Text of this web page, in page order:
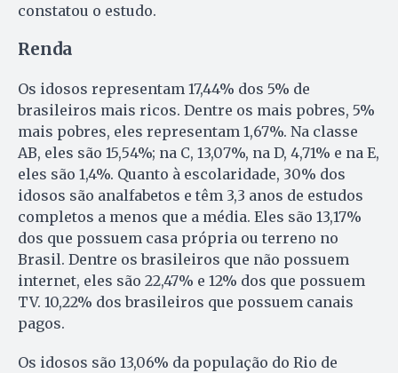
constatou o estudo.
Renda
Os idosos representam 17,44% dos 5% de
brasileiros mais ricos. Dentre os mais pobres, 5%
mais pobres, eles representam 1,67%. Na classe
AB, eles são 15,54%; na C, 13,07%, na D, 4,71% e na E,
eles são 1,4%. Quanto à escolaridade, 30% dos
idosos são analfabetos e têm 3,3 anos de estudos
completos a menos que a média. Eles são 13,17%
dos que possuem casa própria ou terreno no
Brasil. Dentre os brasileiros que não possuem
internet, eles são 22,47% e 12% dos que possuem
TV. 10,22% dos brasileiros que possuem canais
pagos.
Os idosos são 13,06% da população do Rio de